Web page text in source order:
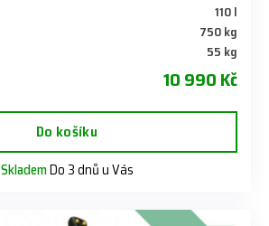
110 l
750 kg
55 kg
10 990 Kč
Do košíku
SklademDo 3 dnů u Vás